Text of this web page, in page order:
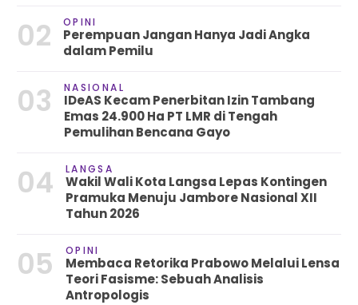
02 OPINI
Perempuan Jangan Hanya Jadi Angka
dalam Pemilu
03 NASIONAL
IDeAS Kecam Penerbitan Izin Tambang
Emas 24.900 Ha PT LMR di Tengah
Pemulihan Bencana Gayo
04 LANGSA
Wakil Wali Kota Langsa Lepas Kontingen
Pramuka Menuju Jambore Nasional XII
Tahun 2026
05 OPINI
Membaca Retorika Prabowo Melalui Lensa
Teori Fasisme: Sebuah Analisis
Antropologis